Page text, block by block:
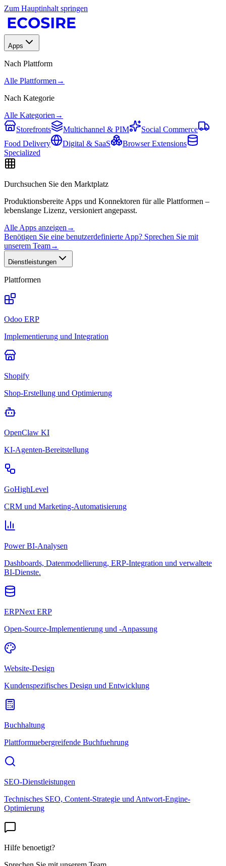
Zum Hauptinhalt springen
Apps
Nach Plattform
Alle Plattformen →
Nach Kategorie
Alle Kategorien →
Storefronts
Multichannel & PIM
Social Commerce
Food Delivery
Digital & SaaS
Browser Extensions
Specialized
Durchsuchen Sie den Marktplatz
Produktionsbereite Apps und Konnektoren für alle Plattformen –
lebenslange Lizenz, versioniert angepasst.
Alle Apps anzeigen →
Benötigen Sie eine benutzerdefinierte App? Sprechen Sie mit
unserem Team→
Dienstleistungen
Plattformen
Odoo ERP
Implementierung und Integration
Shopify
Shop-Erstellung und Optimierung
OpenClaw KI
KI-Agenten-Bereitstellung
GoHighLevel
CRM und Marketing-Automatisierung
Power BI-Analysen
Dashboards, Datenmodellierung, ERP-Integration und verwaltete
BI-Dienste.
ERPNext ERP
Open-Source-Implementierung und -Anpassung
Website-Design
Kundenspezifisches Design und Entwicklung
Buchhaltung
Plattformuebergreifende Buchfuehrung
SEO-Dienstleistungen
Technisches SEO, Content-Strategie und Antwort-Engine-
Optimierung
Hilfe benoetigt?